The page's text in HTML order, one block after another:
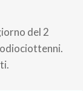
del 2